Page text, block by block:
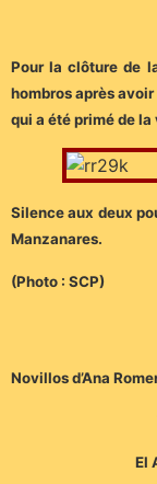
Pour la clôture de
hombros après
qui a été primé de
Silence aux deux
Manzanares.
(Photo : SCP)
Novillos d’Ana
El